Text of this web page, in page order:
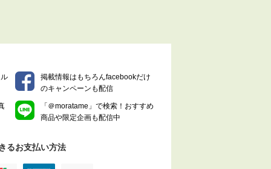
掲載情報はもちろんfacebookだけ
のキャンペーンも配信
「＠moratame」で検索！おすすめ
商品や限定企画も配信中
るお支払い方法